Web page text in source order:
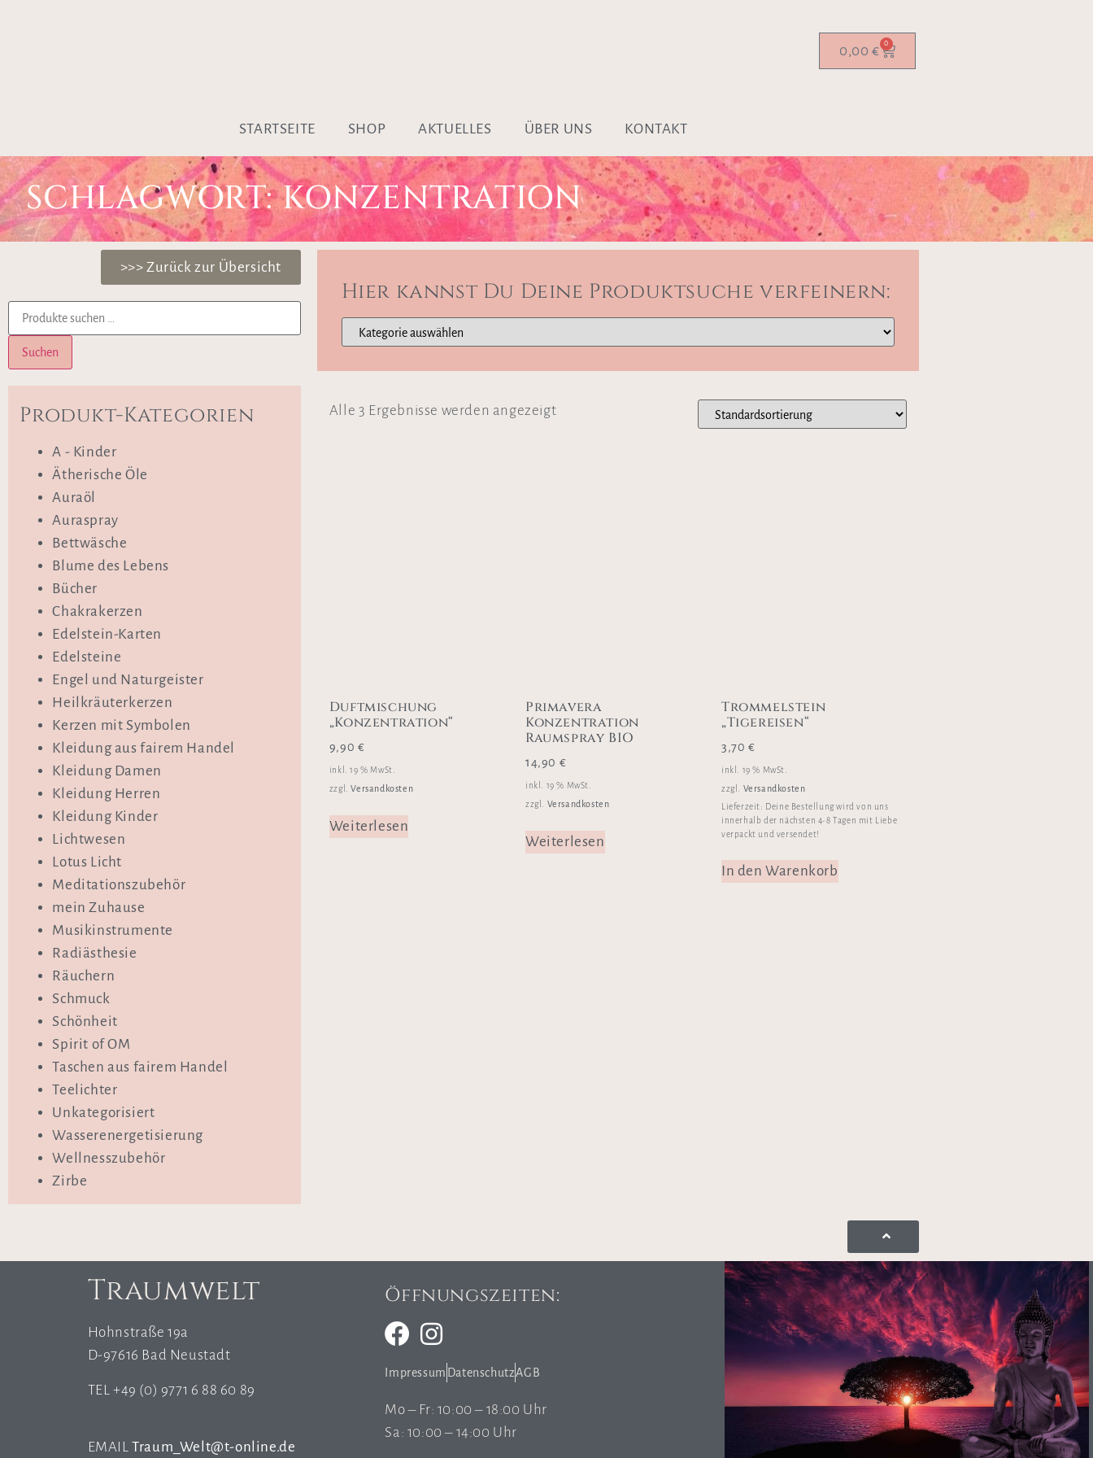
0,00 € 0
STARTSEITE SHOP AKTUELLES ÜBER UNS KONTAKT
SCHLAGWORT: KONZENTRATION
>>> Zurück zur Übersicht
Suchen
Produkt-Kategorien
A - Kinder
Ätherische Öle
Auraöl
Auraspray
Bettwäsche
Blume des Lebens
Bücher
Chakrakerzen
Edelstein-Karten
Edelsteine
Engel und Naturgeister
Heilkräuterkerzen
Kerzen mit Symbolen
Kleidung aus fairem Handel
Kleidung Damen
Kleidung Herren
Kleidung Kinder
Lichtwesen
Lotus Licht
Meditationszubehör
mein Zuhause
Musikinstrumente
Radiästhesie
Räuchern
Schmuck
Schönheit
Spirit of OM
Taschen aus fairem Handel
Teelichter
Unkategorisiert
Wasserenergetisierung
Wellnesszubehör
Zirbe
Hier kannst Du Deine Produktsuche verfeinern:
Alle 3 Ergebnisse werden angezeigt
Duftmischung
„Konzentration“
9,90 €
inkl. 19 % MwSt.
zzgl.Versandkosten
Weiterlesen
Primavera
Konzentration
Raumspray BIO
14,90 €
inkl. 19 % MwSt.
zzgl. Versandkosten
Weiterlesen
Trommelstein
„Tigereisen“
3,70€
inkl. 19 % MwSt.
zzgl. Versandkosten
Lieferzeit: Deine Bestellung wird von uns
innerhalb der nächsten 4-8 Tagen mit Liebe
verpackt und versendet!
In den Warenkorb
Traumwelt
Hohnstraße 19a
D-97616 Bad Neustadt
TEL +49 (0) 9771 6 88 60 89
EMAILTraum_Welt@t-online.de
Öffnungszeiten:
Impressum DatenschutzAGB
Mo – Fr: 10:00 – 18:00 Uhr
Sa: 10:00 – 14:00 Uhr